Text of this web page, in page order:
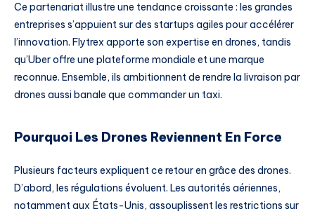
Ce partenariat illustre une tendance croissante : les grandes
entreprises s’appuient sur des startups agiles pour accélérer
l’innovation. Flytrex apporte son expertise en drones, tandis
qu’Uber offre une plateforme mondiale et une marque
reconnue. Ensemble, ils ambitionnent de rendre la livraison par
drones aussi banale que commander un taxi.
Pourquoi Les Drones Reviennent En Force
Plusieurs facteurs expliquent ce retour en grâce des drones.
D’abord, les régulations évoluent. Les autorités aériennes,
notamment aux États-Unis, assouplissent les restrictions sur